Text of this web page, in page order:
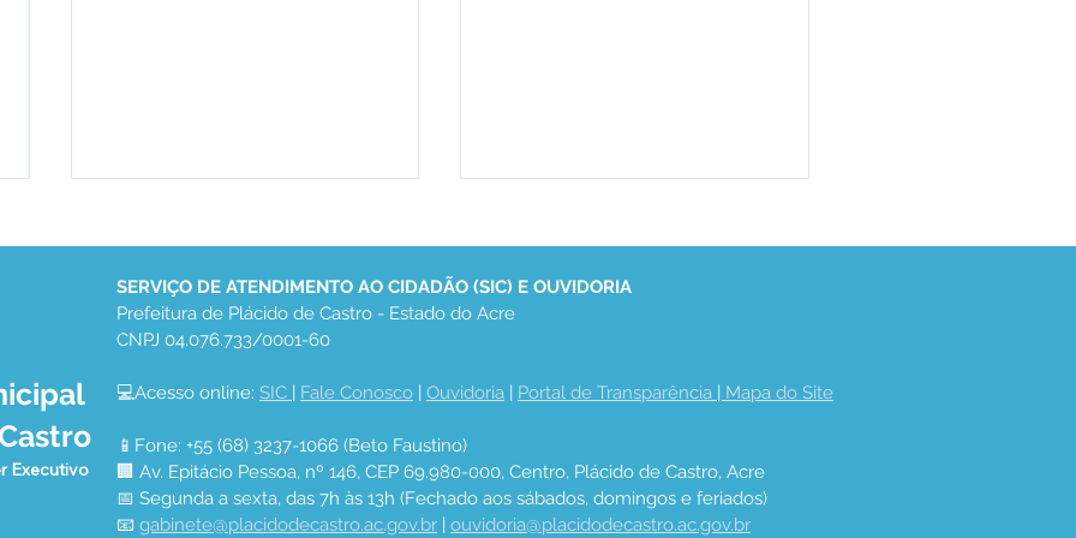
de Plácido 2026” abre
inscrições e promete
revelar novos talentos
musicais em Plácido de
Executivo
SERVIÇO DE ATENDIMENTO AO CIDADÃO (SIC) E OUVIDORIA
Prefeitura de Plácido de Castro - Estado do Acre
CNPJ 04.076.733/0001-60
💻Acesso online: SIC | Fale Conosco | Ouvidoria | Portal de Transparência | Mapa do Site
📱Fone: +55 (68) 3237-1066 (Beto Faustino)
🏢 Av. Epitácio Pessoa, nº 146, CEP 69.980-000, Centro, Plácido de Castro, Acre
📅 Segunda a sexta, das 7h às 13h (Fechado aos sábados, domingos e feriados)
📧 gabinete@placidodecastro.ac.gov.br | ouvidoria@placidodecastro.ac.gov.br